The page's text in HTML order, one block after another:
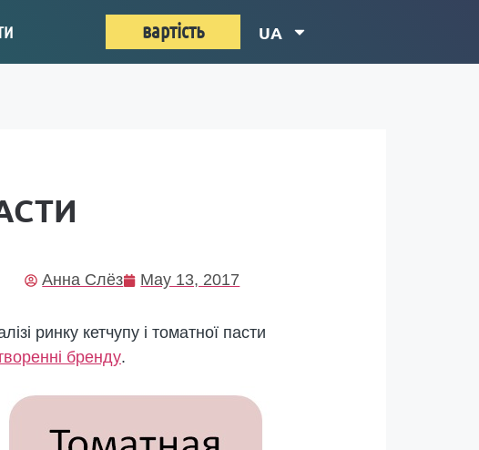
вартість UA
Анна Слёз May 13, 2017
ринку кетчупу і томатної пасти
бренду.